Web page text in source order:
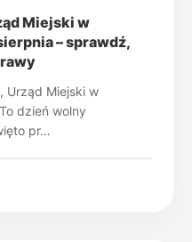
Miejski w
– sprawdź,
Urząd Miejski w
dzień wolny
pr…